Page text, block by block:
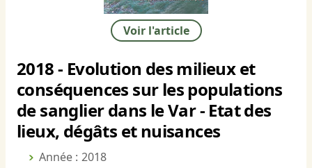
Voir l'article
2018 - Evolution des milieux et
conséquences sur les populations
de sanglier dans le Var - Etat des
lieux, dégâts et nuisances
Année : 2018